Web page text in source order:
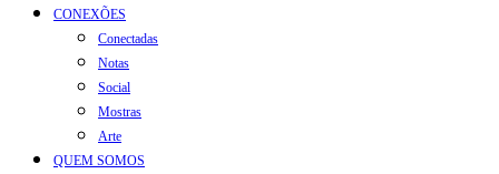
CONEXÕES
Conectadas
Notas
Social
Mostras
Arte
QUEM SOMOS